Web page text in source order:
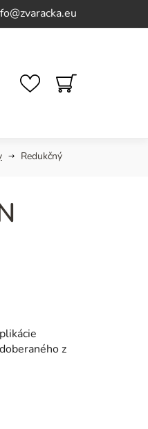
@zvaracka.eu
NÁKUPNÝ
KOŠÍK
Redukčný
z